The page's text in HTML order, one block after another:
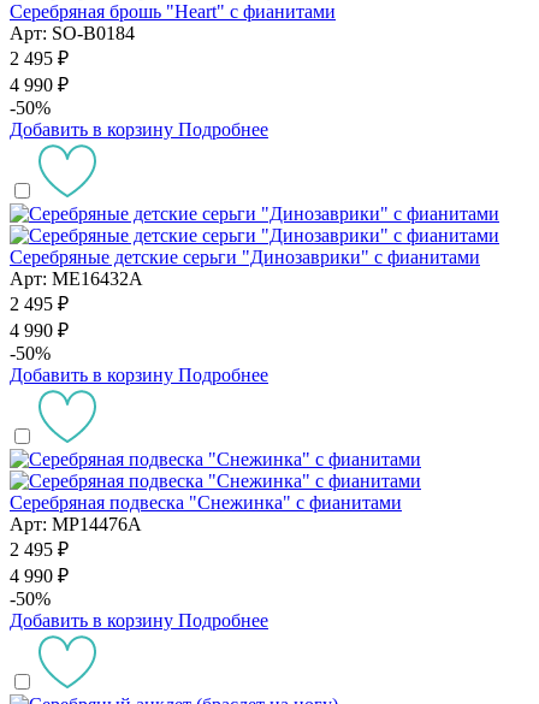
Серебряная брошь "Heart" с фианитами
Арт: SO-B0184
2 495 ₽
4 990 ₽
-50%
Добавить в корзину Подробнее
Серебряные детские серьги "Динозаврики" с фианитами
Арт: ME16432A
2 495 ₽
4 990 ₽
-50%
Добавить в корзину Подробнее
Серебряная подвеска "Снежинка" с фианитами
Арт: MP14476A
2 495 ₽
4 990 ₽
-50%
Добавить в корзину Подробнее